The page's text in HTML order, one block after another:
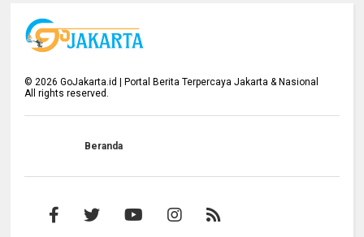
©2026 GoJakarta.id | Portal Berita Terpercaya Jakarta & Nasional
All rights reserved.
Beranda